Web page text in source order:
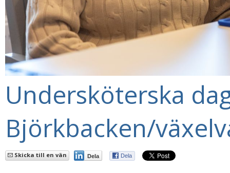
Undersköterska
Björkbacken/
Skicka till en vän Dela Dela